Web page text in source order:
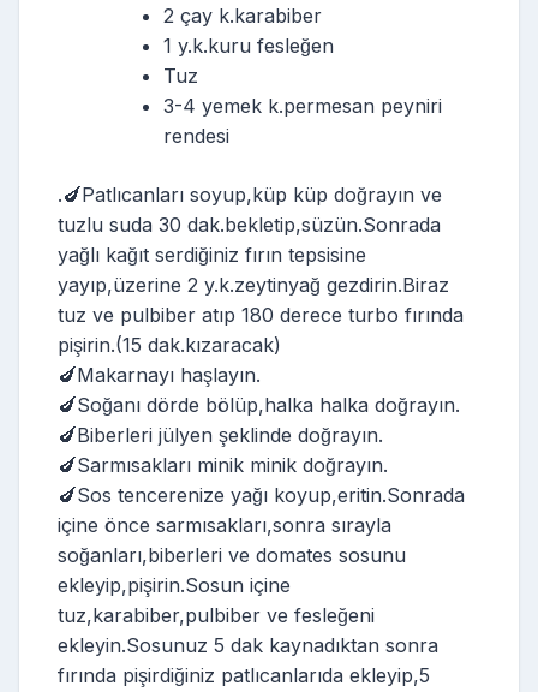
2 çay k.karabiber
1 y.k.kuru fesleğen
Tuz
3-4 yemek k.permesan peyniri
rendesi
.🍆Patlıcanları soyup,küp küp doğrayın ve
tuzlu suda 30 dak.bekletip,süzün.Sonrada
yağlı kağıt serdiğiniz fırın tepsisine
yayıp,üzerine 2 y.k.zeytinyağ gezdirin.Biraz
tuz ve pulbiber atıp 180 derece turbo fırında
pişirin.(15 dak.kızaracak)
🍆Makarnayı haşlayın.
🍆Soğanı dörde bölüp,halka halka doğrayın.
🍆Biberleri jülyen şeklinde doğrayın.
🍆Sarmısakları minik minik doğrayın.
🍆Sos tencerenize yağı koyup,eritin.Sonrada
içine önce sarmısakları,sonra sırayla
soğanları,biberleri ve domates sosunu
ekleyip,pişirin.Sosun içine
tuz,karabiber,pulbiber ve fesleğeni
ekleyin.Sosunuz 5 dak kaynadıktan sonra
fırında pişirdiğiniz patlıcanlarıda ekleyip,5